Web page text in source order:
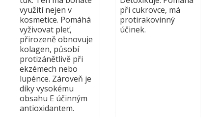
využití nejen v
kosmetice. Pomáhá
vyživovat pleť,
přirozeně obnovuje
kolagen, působí
protizánětlivě při
ekzémech nebo
lupénce. Zároveň je
díky vysokému
obsahu E účinným
antioxidantem.
při cukrovce, má
protirakovinný
účinek.